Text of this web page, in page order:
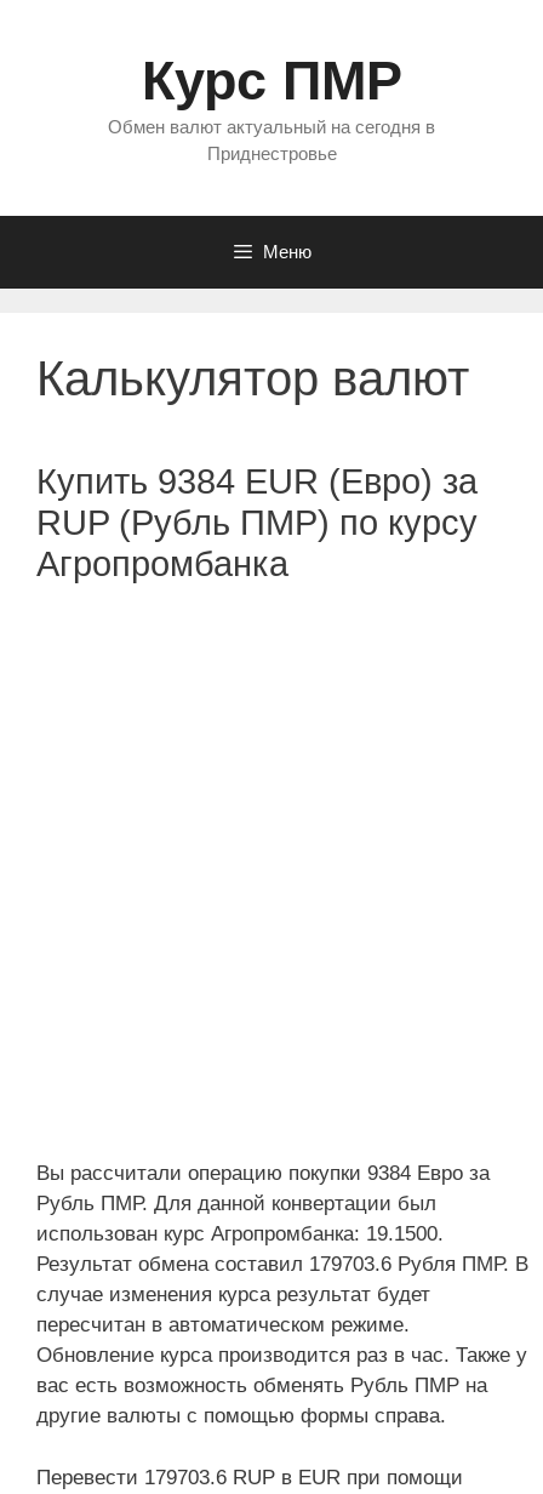
Курс ПМР
Обмен валют актуальный на сегодня в
Приднестровье
Меню
Калькулятор валют
Купить 9384 EUR (Евро) за
RUP (Рубль ПМР) по курсу
Агропромбанка
Вы рассчитали операцию покупки 9384 Евро за
Рубль ПМР. Для данной конвертации был
использован курс Агропромбанка: 19.1500.
Результат обмена составил 179703.6 Рубля ПМР. В
случае изменения курса результат будет
пересчитан в автоматическом режиме.
Обновление курса производится раз в час. Также у
вас есть возможность обменять Рубль ПМР на
другие валюты с помощью формы справа.
Перевести 179703.6 RUP в EUR при помощи